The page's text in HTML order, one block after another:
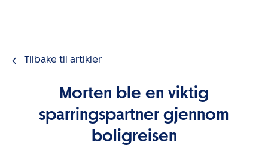
Tilbake til artikler
Morten ble en viktig
sparringspartner gjennom
boligreisen